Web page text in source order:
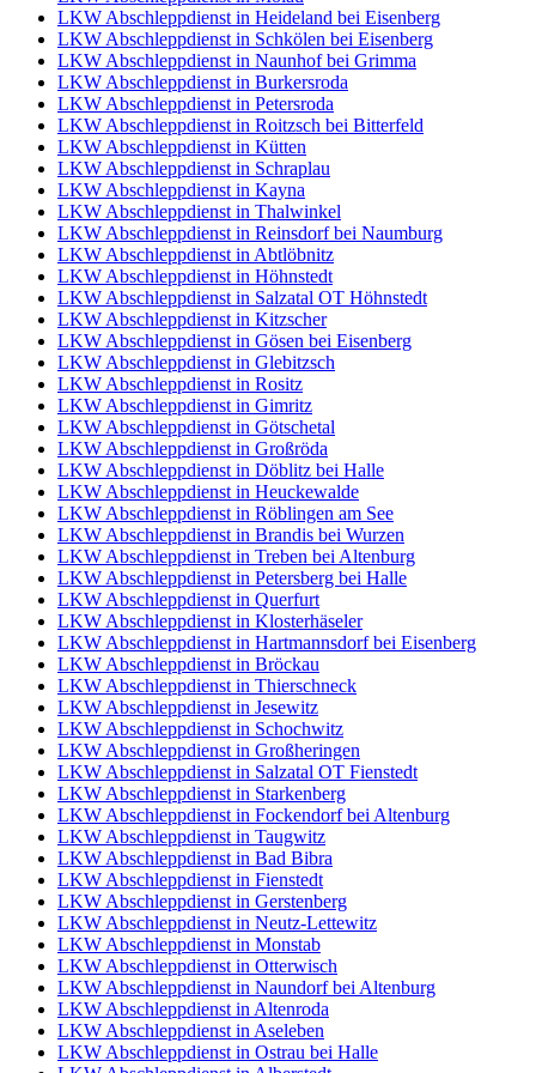
LKW Abschleppdienst in Heideland bei Eisenberg
LKW Abschleppdienst in Schkölen bei Eisenberg
LKW Abschleppdienst in Naunhof bei Grimma
LKW Abschleppdienst in Burkersroda
LKW Abschleppdienst in Petersroda
LKW Abschleppdienst in Roitzsch bei Bitterfeld
LKW Abschleppdienst in Kütten
LKW Abschleppdienst in Schraplau
LKW Abschleppdienst in Kayna
LKW Abschleppdienst in Thalwinkel
LKW Abschleppdienst in Reinsdorf bei Naumburg
LKW Abschleppdienst in Abtlöbnitz
LKW Abschleppdienst in Höhnstedt
LKW Abschleppdienst in Salzatal OT Höhnstedt
LKW Abschleppdienst in Kitzscher
LKW Abschleppdienst in Gösen bei Eisenberg
LKW Abschleppdienst in Glebitzsch
LKW Abschleppdienst in Rositz
LKW Abschleppdienst in Gimritz
LKW Abschleppdienst in Götschetal
LKW Abschleppdienst in Großröda
LKW Abschleppdienst in Döblitz bei Halle
LKW Abschleppdienst in Heuckewalde
LKW Abschleppdienst in Röblingen am See
LKW Abschleppdienst in Brandis bei Wurzen
LKW Abschleppdienst in Treben bei Altenburg
LKW Abschleppdienst in Petersberg bei Halle
LKW Abschleppdienst in Querfurt
LKW Abschleppdienst in Klosterhäseler
LKW Abschleppdienst in Hartmannsdorf bei Eisenberg
LKW Abschleppdienst in Bröckau
LKW Abschleppdienst in Thierschneck
LKW Abschleppdienst in Jesewitz
LKW Abschleppdienst in Schochwitz
LKW Abschleppdienst in Großheringen
LKW Abschleppdienst in Salzatal OT Fienstedt
LKW Abschleppdienst in Starkenberg
LKW Abschleppdienst in Fockendorf bei Altenburg
LKW Abschleppdienst in Taugwitz
LKW Abschleppdienst in Bad Bibra
LKW Abschleppdienst in Fienstedt
LKW Abschleppdienst in Gerstenberg
LKW Abschleppdienst in Neutz-Lettewitz
LKW Abschleppdienst in Monstab
LKW Abschleppdienst in Otterwisch
LKW Abschleppdienst in Naundorf bei Altenburg
LKW Abschleppdienst in Altenroda
LKW Abschleppdienst in Aseleben
LKW Abschleppdienst in Ostrau bei Halle